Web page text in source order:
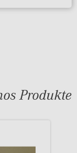
Produkte